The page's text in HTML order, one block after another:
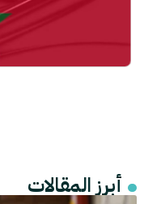
أبرز المقالات